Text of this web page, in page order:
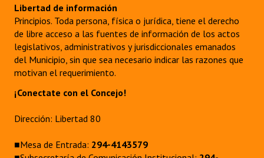
Premio al Mérito - Registro
Audiencias Públicas - Registro
Mujeres que Dejaron Huellas - Registro
Periodistas Decanos - Registro
Ciudadano Ilustre - Registro
Banca del Vecino - Registro
Libertad de información
Principios. Toda persona, física o jurídica, tiene el derecho
de libre acceso a las fuentes de información de los actos
legislativos, administrativos y jurisdiccionales emanados
del Municipio, sin que sea necesario indicar las razones que
motivan el requerimiento.
¡Conectate con el Concejo!
Dirección: Libertad 80
■Mesa de Entrada: 294-4143579